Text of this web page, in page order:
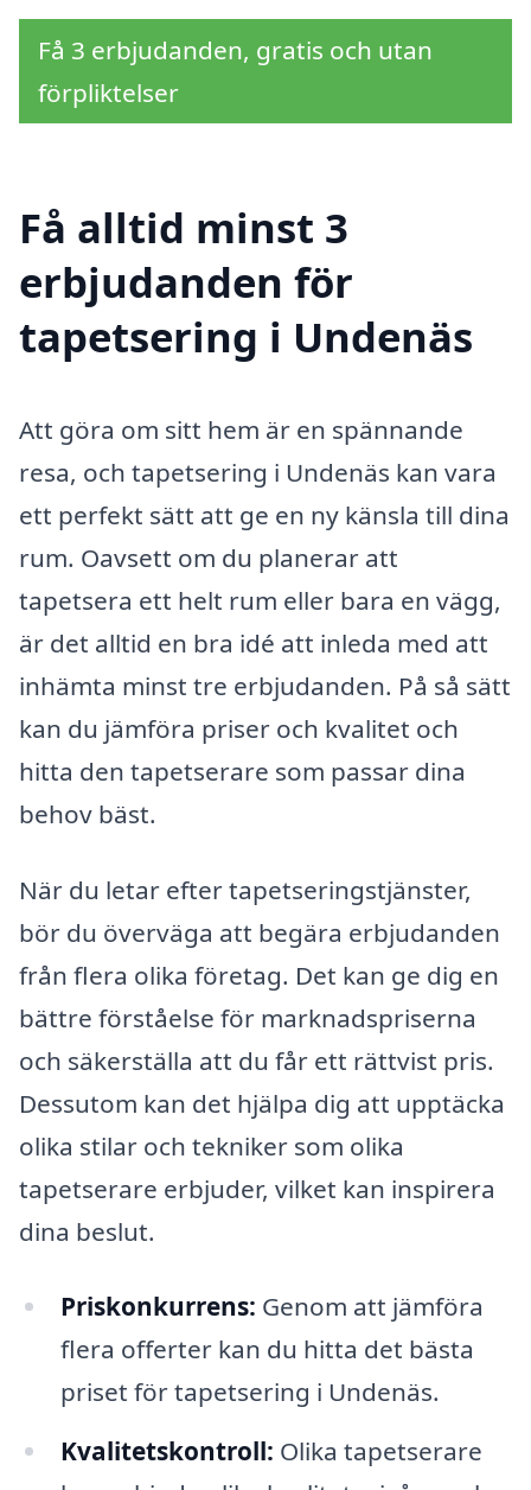
Få 3 erbjudanden, gratis och utan
förpliktelser
Få alltid minst 3
erbjudanden för
tapetsering i Undenäs
Att göra om sitt hem är en spännande
resa, och tapetsering i Undenäs kan vara
ett perfekt sätt att ge en ny känsla till dina
rum. Oavsett om du planerar att
tapetsera ett helt rum eller bara en vägg,
är det alltid en bra idé att inleda med att
inhämta minst tre erbjudanden. På så sätt
kan du jämföra priser och kvalitet och
hitta den tapetserare som passar dina
behov bäst.
När du letar efter tapetseringstjänster,
bör du överväga att begära erbjudanden
från flera olika företag. Det kan ge dig en
bättre förståelse för marknadspriserna
och säkerställa att du får ett rättvist pris.
Dessutom kan det hjälpa dig att upptäcka
olika stilar och tekniker som olika
tapetserare erbjuder, vilket kan inspirera
dina beslut.
Priskonkurrens: Genom att jämföra
flera offerter kan du hitta det bästa
priset för tapetsering i Undenäs.
Kvalitetskontroll: Olika tapetserare